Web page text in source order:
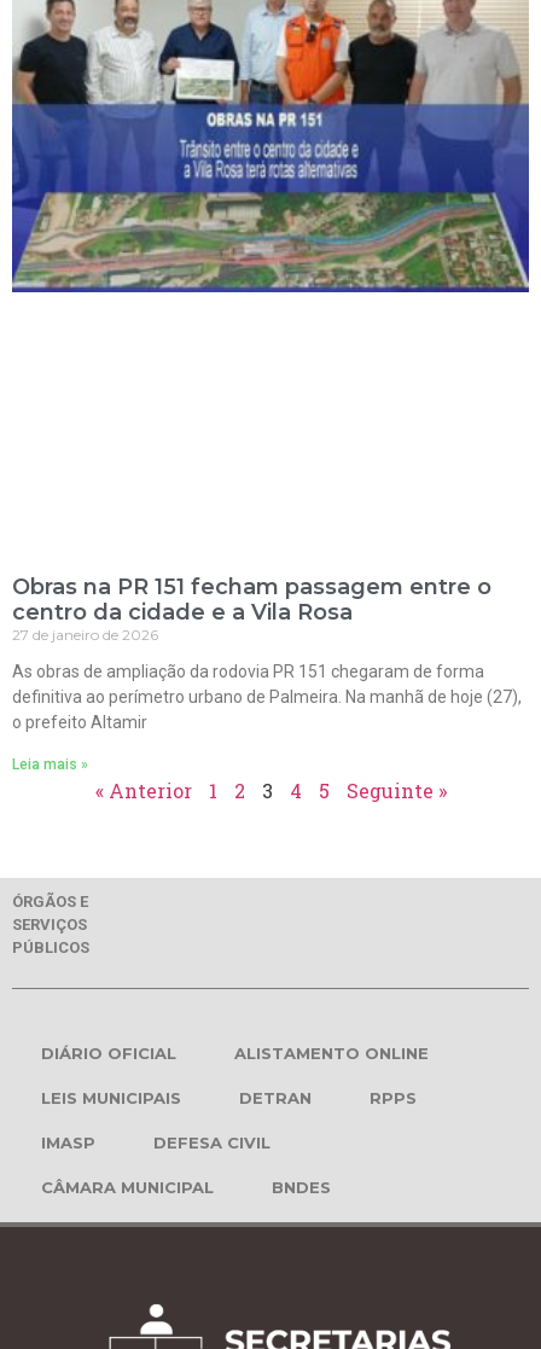
Obras na PR 151 fecham passagem entre o
centro da cidade e a Vila Rosa
27 de janeiro de 2026
As obras de ampliação da rodovia PR 151 chegaram de forma
definitiva ao perímetro urbano de Palmeira. Na manhã de hoje (27),
o prefeito Altamir
Leia mais »
« Anterior 1 2 3 4 5 Seguinte »
ÓRGÃOS E
SERVIÇOS
PÚBLICOS
DIÁRIO OFICIAL ALISTAMENTO ONLINE
LEIS MUNICIPAIS DETRAN RPPS
IMASP DEFESA CIVIL
CÂMARA MUNICIPAL BNDES